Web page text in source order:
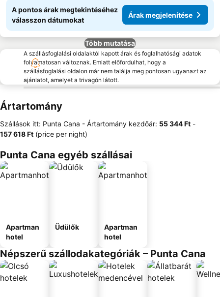
A pontos árak megtekintéséhez
válasszon dátumokat
Árak megjelenítése
Több mutatása
A szállásfoglalási oldalaktól kapott árak és foglalhatósági adatok
folyamatosan változnak. Emiatt előfordulhat, hogy a
szállásfoglalási oldalon már nem találja meg pontosan ugyanazt az
ajánlatot, amelyet a trivagón látott.
Ártartomány
Szállások itt: Punta Cana - Ártartomány kezdőár: ‎55 344 Ft -
‎157 618 Ft (price per night)
Punta Cana egyéb szállásai
Apartman
hotel
Üdülők
Apartman
hotel
Népszerű szállodakategóriák – Punta Cana